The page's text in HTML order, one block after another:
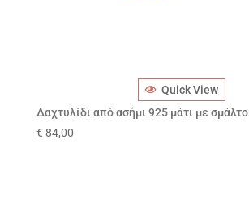
Quick View
Δαχτυλίδι από ασήμι 925 μάτι με σμάλτο
€ 84,00